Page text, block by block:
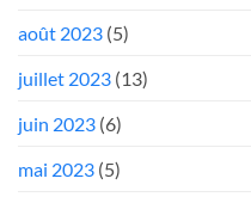
août 2023 (5)
juillet 2023 (13)
juin 2023 (6)
mai 2023 (5)